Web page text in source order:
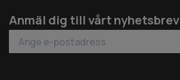
Anmäl dig till vårt nyhetsbrev